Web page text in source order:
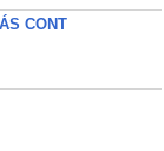
CONT